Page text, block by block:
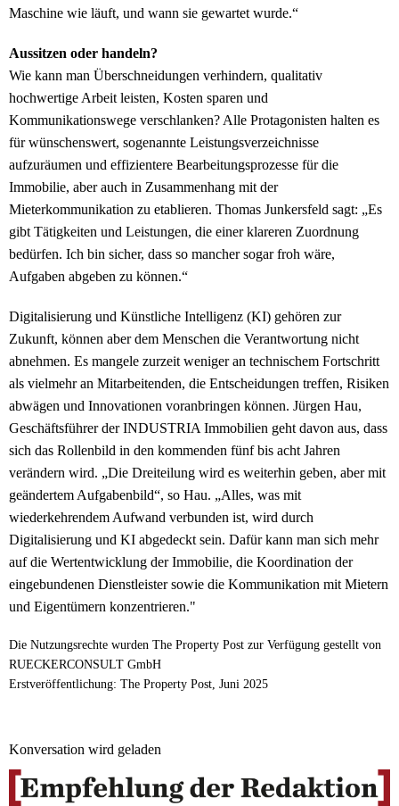
Maschine wie läuft, und wann sie gewartet wurde.“
Aussitzen oder handeln?
Wie kann man Überschneidungen verhindern, qualitativ
hochwertige Arbeit leisten, Kosten sparen und
Kommunikationswege verschlanken? Alle Protagonisten halten es
für wünschenswert, sogenannte Leistungsverzeichnisse
aufzuräumen und effizientere Bearbeitungsprozesse für die
Immobilie, aber auch in Zusammenhang mit der
Mieterkommunikation zu etablieren. Thomas Junkersfeld sagt: „Es
gibt Tätigkeiten und Leistungen, die einer klareren Zuordnung
bedürfen. Ich bin sicher, dass so mancher sogar froh wäre,
Aufgaben abgeben zu können.“
Digitalisierung und Künstliche Intelligenz (KI) gehören zur
Zukunft, können aber dem Menschen die Verantwortung nicht
abnehmen. Es mangele zurzeit weniger an technischem Fortschritt
als vielmehr an Mitarbeitenden, die Entscheidungen treffen, Risiken
abwägen und Innovationen voranbringen können. Jürgen Hau,
Geschäftsführer der INDUSTRIA Immobilien geht davon aus, dass
sich das Rollenbild in den kommenden fünf bis acht Jahren
verändern wird. „Die Dreiteilung wird es weiterhin geben, aber mit
geändertem Aufgabenbild“, so Hau. „Alles, was mit
wiederkehrendem Aufwand verbunden ist, wird durch
Digitalisierung und KI abgedeckt sein. Dafür kann man sich mehr
auf die Wertentwicklung der Immobilie, die Koordination der
eingebundenen Dienstleister sowie die Kommunikation mit Mietern
und Eigentümern konzentrieren."
Die Nutzungsrechte wurden The Property Post zur Verfügung gestellt von
RUECKERCONSULT GmbH
Erstveröffentlichung: The Property Post, Juni 2025
Konversation wird geladen